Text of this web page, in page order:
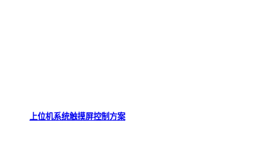
上位机系统触摸屏控制方案